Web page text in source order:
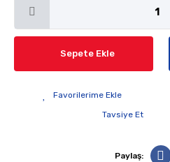
Sepete Ekle
Tavsiye Et
Paylaş: